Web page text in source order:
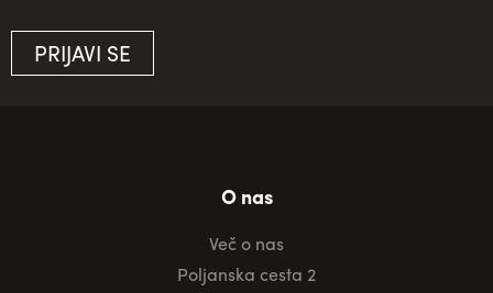
PRIJAVI SE
O nas
Več o nas
Poljanska cesta 2